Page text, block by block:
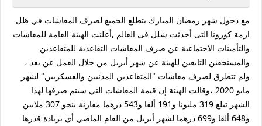
مع دخول شهر رمضان المبارك يتطلع الجميع لصرف المعاشات في ظل
ازمة كورونا التى أحدثت شلل فى العالم ,أعلنت الهيئة العامة للمعاشات
والتأمينات الاجتماعية عن صرف المعاشات التقاعدية للمتقاعدين
والمستحقين التابعين للهيئة عن شهر أبريل من خلال العمل عن بعد ،
ولم تتطرق لصرف معاشات "المتقاعدين المدنيين والعسكريين" لشهر
مايو 2020 ،وقالت الهيئة إن قيمة المعاشات التي سيتم صرفها لهذا
الشهر تبلغ 319 مليونا و191 ألفا و543 درهما مقارنة بنحو 307 ملايين
و648 ألفا و699 درهما لشهر أبريل من العام الماضي أي بزيادة قدرها